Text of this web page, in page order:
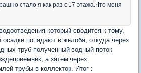
стало,я как раз с 17 этажа.Что меня
который сводится к тому,
попадают в желоба, откуда через
труб полученный водный поток
а затем через
трубы в коллектор. Итог :